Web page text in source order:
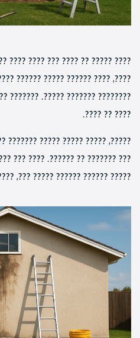
????? ???. ???? ????? ?????? ??
?????? ?????? ??????, ??????
??? ??? ????? ?????? ???? ????
???? ?? ????.
????? ????? ?????? ????????
??? ???? ??????? ?????, ?? ??????
???? ????? ?????? ?????? ?????.